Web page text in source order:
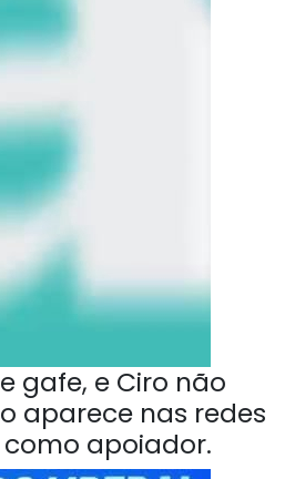
gafe, e Ciro não
aparece nas redes
apoiador.